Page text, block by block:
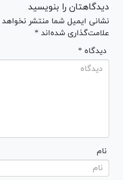
دیدگاهتان را بنویسید
نشانی ایمیل شما منتشر
علامت‌گذاری شده‌اند *
* دیدگاه
نام